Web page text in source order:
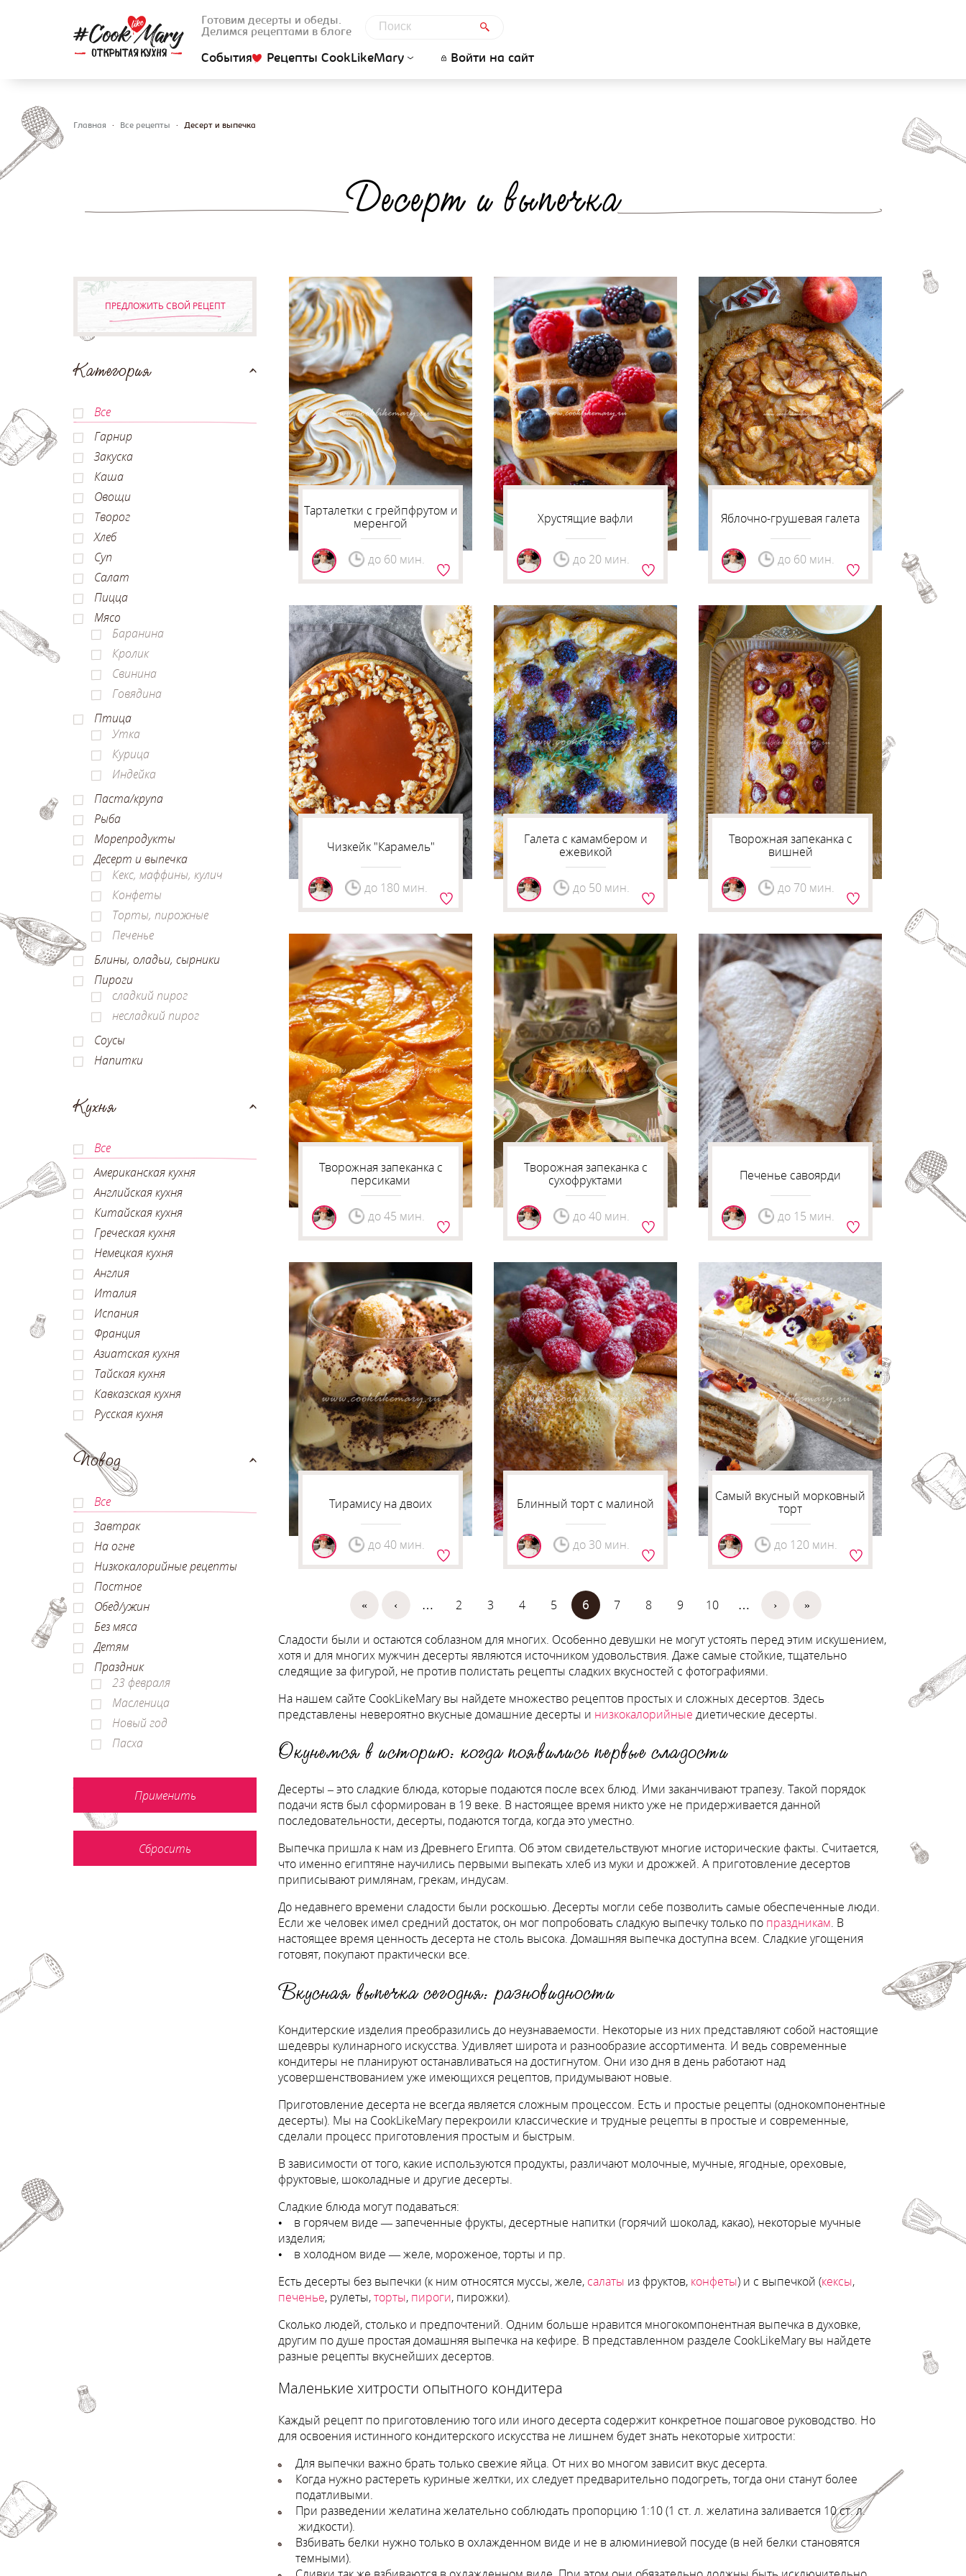
Готовим десерты и обеды.
Делимся рецептами в блоге
События Рецепты CookLikeMary Войти на сайт
Главная • Все рецепты • Десерт и выпечка
Десерт и выпечка
ПРЕДЛОЖИТЬ СВОЙ РЕЦЕПТ
Категория
Все
Гарнир
Закуска
Каша
Овощи
Творог
Хлеб
Суп
Салат
Пицца
Мясо
Баранина
Кролик
Свинина
Говядина
Птица
Утка
Курица
Индейка
Паста/крупа
Рыба
Морепродукты
Десерт и выпечка
Кекс, маффины, кулич
Конфеты
Торты, пирожные
Печенье
Блины, оладьи, сырники
Пироги
сладкий пирог
несладкий пирог
Соусы
Напитки
Кухня
Все
Американская кухня
Английская кухня
Китайская кухня
Греческая кухня
Немецкая кухня
Англия
Италия
Испания
Франция
Азиатская кухня
Тайская кухня
Кавказская кухня
Русская кухня
Повод
Все
Завтрак
На огне
Низкокалорийные рецепты
Постное
Обед/ужин
Без мяса
Детям
Праздник
23 февраля
Масленица
Новый год
Пасха
Тарталетки с грейпфрутом и
меренгой
до 60 мин.
Хрустящие вафли
до 20 мин.
Яблочно-грушевая галета
до 60 мин.
Чизкейк "Карамель"
до 180 мин.
Галета с камамбером и
ежевикой
до 50 мин.
Творожная запеканка с
вишней
до 70 мин.
Творожная запеканка с
персиками
до 45 мин.
Творожная запеканка с
сухофруктами
до 40 мин.
Печенье савоярди
до 15 мин.
Тирамису на двоих
до 40 мин.
Блинный торт с малиной
до 30 мин.
Самый вкусный морковный
торт
до 120 мин.
Страницы
« ‹ … 2 3 4 5 6 7 8 9 10 … › »
Сладости были и остаются соблазном для многих. Особенно девушки не могут устоять перед этим искушением,
хотя и для многих мужчин десерты являются источником удовольствия. Даже самые стойкие, тщательно
следящие за фигурой, не против полистать рецепты сладких вкусностей с фотографиями.
На нашем сайте CookLikeMary вы найдете множество рецептов простых и сложных десертов. Здесь
представлены невероятно вкусные домашние десерты и низкокалорийные диетические десерты.
Окунемся в историю: когда появились первые сладости
Десерты – это сладкие блюда, которые подаются после всех блюд. Ими заканчивают трапезу. Такой порядок
подачи яств был сформирован в 19 веке. В настоящее время никто уже не придерживается данной
последовательности, десерты, подаются тогда, когда это уместно.
Выпечка пришла к нам из Древнего Египта. Об этом свидетельствуют многие исторические факты. Считается,
что именно египтяне научились первыми выпекать хлеб из муки и дрожжей. А приготовление десертов
приписывают римлянам, грекам, индусам.
До недавнего времени сладости были роскошью. Десерты могли себе позволить самые обеспеченные люди.
Если же человек имел средний достаток, он мог попробовать сладкую выпечку только по праздникам. В
настоящее время ценность десерта не столь высока. Домашняя выпечка доступна всем. Сладкие угощения
готовят, покупают практически все.
Вкусная выпечка сегодня: разновидности
Кондитерские изделия преобразились до неузнаваемости. Некоторые из них представляют собой настоящие
шедевры кулинарного искусства. Удивляет широта и разнообразие ассортимента. И ведь современные
кондитеры не планируют останавливаться на достигнутом. Они изо дня в день работают над
усовершенствованием уже имеющихся рецептов, придумывают новые.
Приготовление десерта не всегда является сложным процессом. Есть и простые рецепты (однокомпонентные
десерты). Мы на CookLikeMary перекроили классические и трудные рецепты в простые и современные,
сделали процесс приготовления простым и быстрым.
В зависимости от того, какие используются продукты, различают молочные, мучные, ягодные, ореховые,
фруктовые, шоколадные и другие десерты.
Сладкие блюда могут подаваться:
• в горячем виде — запеченные фрукты, десертные напитки (горячий шоколад, какао), некоторые мучные
изделия;
• в холодном виде — желе, мороженое, торты и пр.
Есть десерты без выпечки (к ним относятся муссы, желе, салаты из фруктов, конфеты) и с выпечкой (кексы,
печенье, рулеты,торты, пироги, пирожки).
Сколько людей, столько и предпочтений. Одним больше нравится многокомпонентная выпечка в духовке,
другим по душе простая домашняя выпечка на кефире. В представленном разделе CookLikeMary вы найдете
разные рецепты вкуснейших десертов.
Маленькие хитрости опытного кондитера
Каждый рецепт по приготовлению того или иного десерта содержит конкретное пошаговое руководство. Но
для освоения истинного кондитерского искусства не лишнем будет знать некоторые хитрости:
Для выпечки важно брать только свежие яйца. От них во многом зависит вкус десерта.
Когда нужно растереть куриные желтки, их следует предварительно подогреть, тогда они станут более
податливыми.
При разведении желатина желательно соблюдать пропорцию 1:10 (1 ст. л. желатина заливается 10 ст. л.
жидкости).
Взбивать белки нужно только в охлажденном виде и не в алюминиевой посуде (в ней белки становятся
темными).